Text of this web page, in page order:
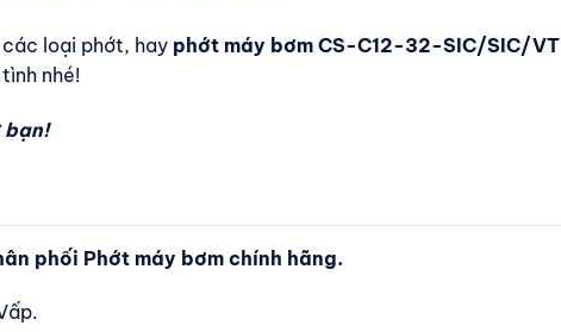
loại phớt, hay phớt máy bơm CS-C12-32-SIC/SIC/VT
nhé!
bạn!
phối Phớt máy bơm chính hãng.